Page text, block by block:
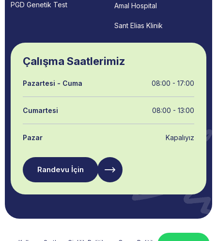
PGD Genetik Test Amal Hospital
Sant Elias Klinik
Çalışma Saatlerimiz
Pazartesi - Cuma 08:00 - 17:00
Cumartesi 08:00 - 13:00
Pazar Kapalıyız
Randevu İçin